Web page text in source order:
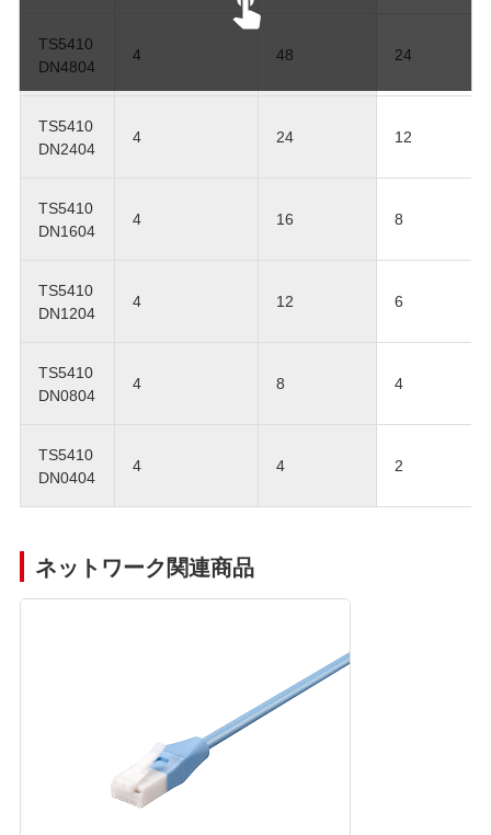
TS5410
DN4804
4 48 24
TS5410
DN2404
4 24 12
TS5410
DN1604
4 16 8
TS5410
DN1204
4 12 6
TS5410
DN0804
4 8 4
TS5410
DN0404
4 4 2
ネットワーク関連商品